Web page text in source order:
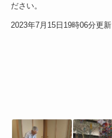
ださい。
2023年7月15日19時06分更新